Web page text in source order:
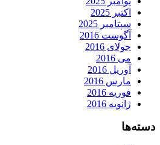
اکتبر 2025
سپتامبر 2025
آگوست 2016
جولای 2016
می 2016
آوریل 2016
مارس 2016
فوریه 2016
ژانویه 2016
دسته‌ها